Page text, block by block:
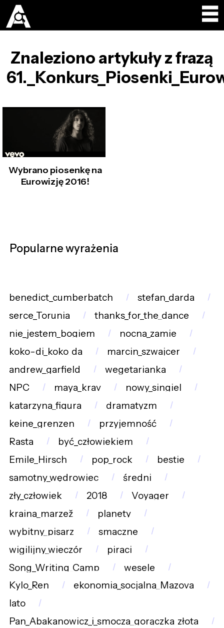
Znaleziono artykuły z frazą
Wybrano piosenkę na
Eurowizję 2016!
Popularne wyrażenia
benedict_cumberbatch
stefan_darda
serce_Torunia
thanks_for_the_dance
nie_jestem_bogiem
nocna_zamie
koko-di_koko_da
marcin_szwajcer
andrew_garfield
wegetarianka
NPC
maya_krav
nowy_singiel
katarzyna_figura
dramatyzm
keine_grenzen
przyjemność
Rasta
być_człowiekiem
Emile_Hirsch
pop_rock
bestie
samotny_wędrowiec
średni
zły_człowiek
2018
Voyager
kraina_marzež
planety
wybitny_pisarz
smaczne
wigilijny_wieczór
piraci
Song_Writing_Camp
wesele
Kylo_Ren
ekonomia_socjalna_Mazova
lato
Pan_Abakanowicz_i_smocza_gorączka_złota